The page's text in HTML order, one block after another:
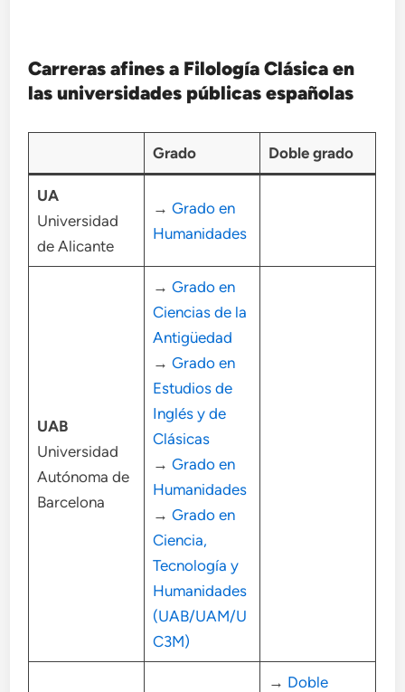
Carreras afines a Filología Clásica en
las universidades públicas españolas
Grado Doble grado
UA
Universidad
de Alicante
→ Grado en
Humanidades
UAB
Universidad
Autónoma de
Barcelona
→ Grado en
Ciencias de la
Antigüedad
→ Grado en
Estudios de
Inglés y de
Clásicas
→ Grado en
Humanidades
→ Grado en
Ciencia,
Tecnología y
Humanidades
(UAB/UAM/U
C3M)
→ Doble